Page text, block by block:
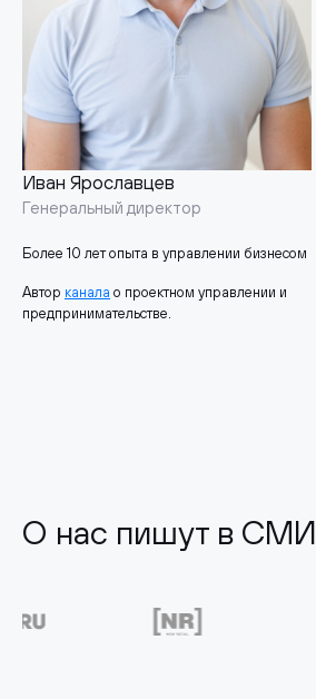
Иван Ярославцев
Генеральный директор
Более 10 лет опыта в управлении бизнесом
Автор канала о проектном управлении и
предпринимательстве.
О нас пишут в СМИ